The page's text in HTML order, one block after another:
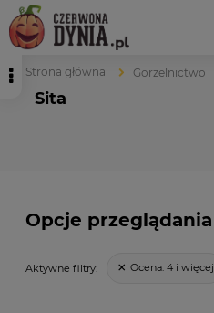
Strona główna Gorzelnictwo
Sita
Opcje przeglądania
Aktywne filtry: Ocena: 4 i więcej